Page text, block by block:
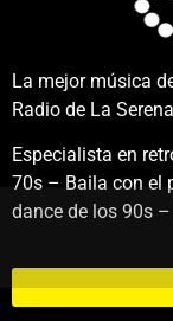
La mejor música
Radio de La
Especialista en
70s – Baila con el
dance de los 90s